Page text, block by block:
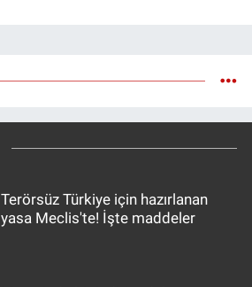
Terörsüz Türkiye için hazırlanan
yasa Meclis'te! İşte maddeler